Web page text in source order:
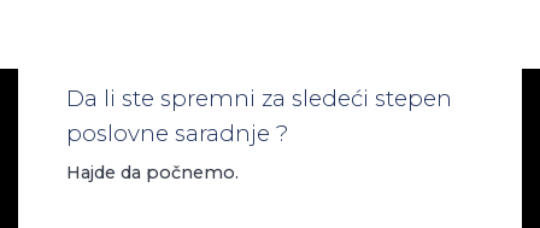
Da li ste spremni za sledeći stepen
poslovne saradnje ?
Hajde da počnemo.